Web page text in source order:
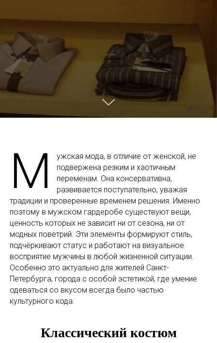
М
ужская мода, в отличие от женской, не
подвержена резким и хаотичным
переменам. Она консервативна,
развивается поступательно, уважая
традиции и проверенные временем решения. Именно
поэтому в мужском гардеробе существуют вещи,
ценность которых не зависит ни от сезона, ни от
модных поветрий. Эти элементы формируют стиль,
подчёркивают статус и работают на визуальное
восприятие мужчины в любой жизненной ситуации.
Особенно это актуально для жителей Санкт-
Петербурга, города с особой эстетикой, где умение
одеваться со вкусом всегда было частью
культурного кода.
Классический костюм